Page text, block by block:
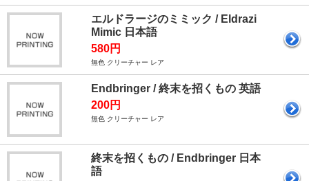
エルドラージのミミック / Eldrazi
Mimic 日本語
580円
無色 クリーチャー レア
Endbringer / 終末を招くもの 英語
200円
無色 クリーチャー レア
終末を招くもの / Endbringer 日本
語